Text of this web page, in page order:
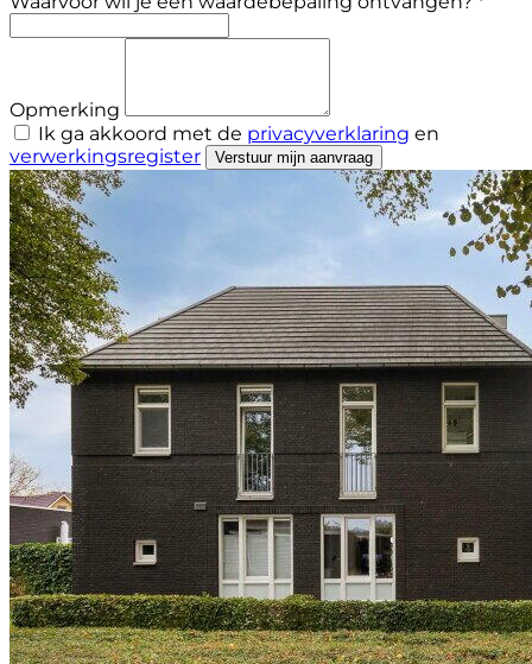
Opmerking
Ik ga akkoord met de privacyverklaring en
verwerkingsregister
Verstuur mijn aanvraag